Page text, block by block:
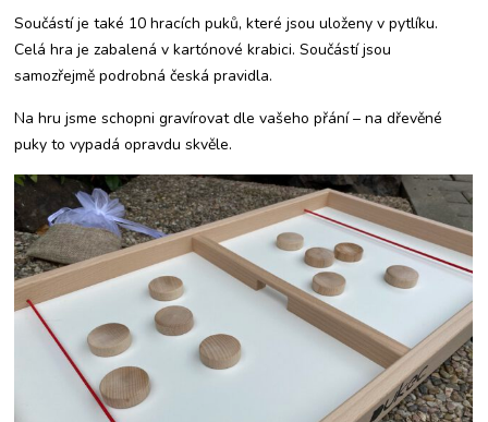
Součástí je také 10 hracích puků, které jsou uloženy v pytlíku.
Celá hra je zabalená v kartónové krabici. Součástí jsou
samozřejmě podrobná česká pravidla.
Na hru jsme schopni gravírovat dle vašeho přání – na dřevěné
puky to vypadá opravdu skvěle.